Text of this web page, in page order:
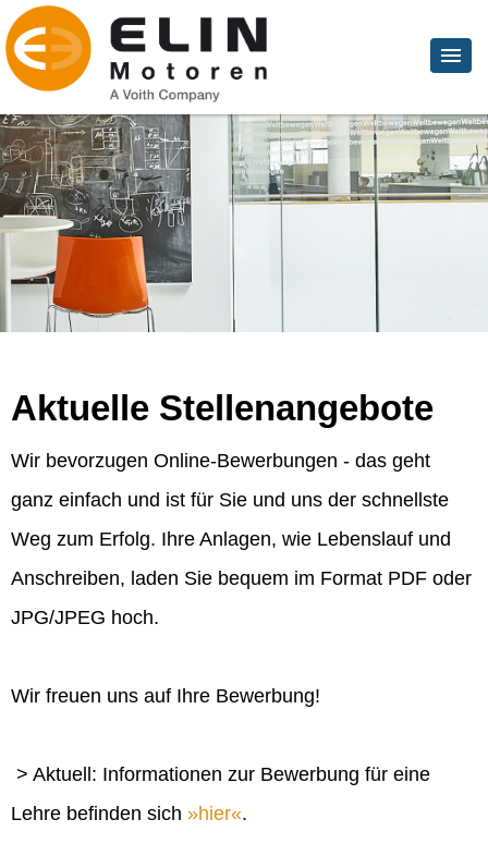
Aktuelle Stellenangebote
Wir bevorzugen Online-Bewerbungen - das geht
ganz einfach und ist für Sie und uns der schnellste
Weg zum Erfolg. Ihre Anlagen, wie Lebenslauf und
Anschreiben, laden Sie bequem im Format PDF oder
JPG/JPEG hoch.
Wir freuen uns auf Ihre Bewerbung!
> Aktuell: Informationen zur Bewerbung für eine
Lehre befinden sich
hier .